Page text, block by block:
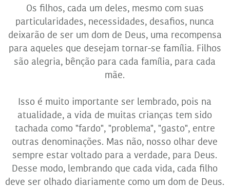
Os filhos, cada um deles, mesmo com suas
particularidades, necessidades, desafios, nunca
deixarão de ser um dom de Deus, uma recompensa
para aqueles que desejam tornar-se família. Filhos
são alegria, bênção para cada família, para cada
mãe.
Isso é muito importante ser lembrado, pois na
atualidade, a vida de muitas crianças tem sido
tachada como "fardo", "problema", "gasto", entre
outras denominações. Mas não, nosso olhar deve
sempre estar voltado para a verdade, para Deus.
Desse modo, lembrando que cada vida, cada filho
deve ser olhado diariamente como um dom de Deus.